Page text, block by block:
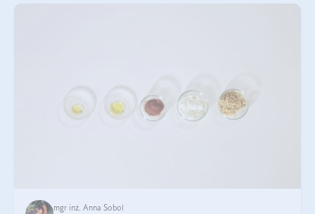
mgr inż. Anna Sobol